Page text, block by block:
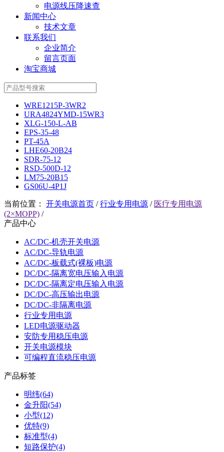
电源线压降速查
新闻中心
技术文章
联系我们
企业简介
留言页面
淘宝商城
WRE1215P-3WR2
URA4824YMD-15WR3
XLG-150-L-AB
EPS-35-48
PT-45A
LHE60-20B24
SDR-75-12
RSD-500D-12
LM75-20B15
GS06U-4P1J
当前位置： 开关电源首页 /行业专用电源 / 医疗专用电源
(2×MOPP) /
产品中心
AC/DC-机壳开关电源
AC/DC-导轨电源
AC/DC-板载式(裸板)电源
DC/DC-隔离宽电压输入电源
DC/DC-隔离定电压输入电源
DC/DC-高压输出电源
DC/DC-非隔离电源
行业专用电源
LED电源驱动器
安防专用稳压电源
开关电源模块
可编程直流稳压电源
产品标签
明纬(64)
金升阳(54)
小型(12)
优特(9)
标准型(4)
短路保护(4)